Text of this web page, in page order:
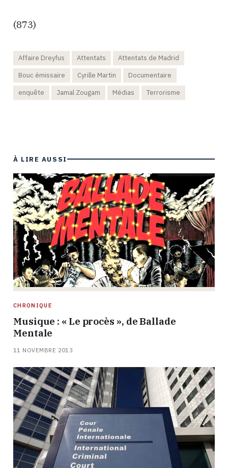
(873)
Affaire Dreyfus Attentats
Attentats de Madrid
Bouc émissaire
Cyrille Martin
Documentaire
enquête
Jamal Zougam Médias Terrorisme
À LIRE AUSSI
CHRONIQUE
Musique : « Le procès », de Ballade
Mentale
11 NOVEMBRE 2013